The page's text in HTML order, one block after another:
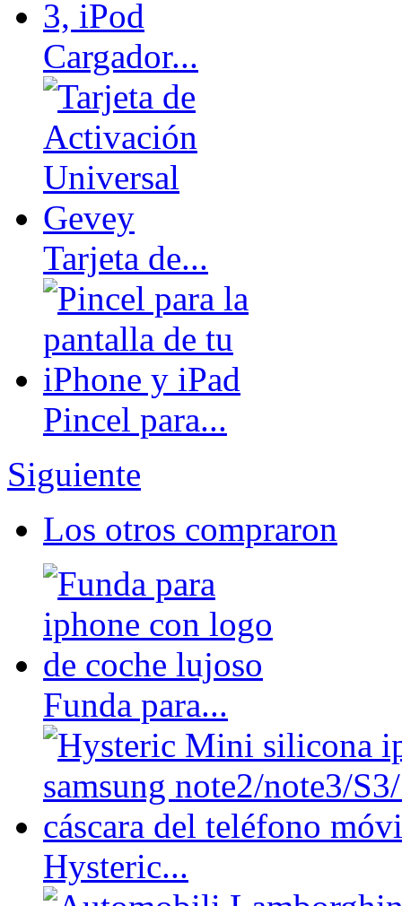
Cargador...
Tarjeta de...
Pincel para...
Siguiente
Los otros compraron
Funda para...
Hysteric...